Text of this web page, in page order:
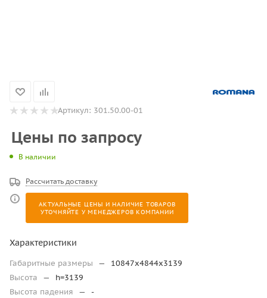
Артикул: 301.50.00-01
Цены по запросу
В наличии
Рассчитать доставку
АКТУАЛЬНЫЕ ЦЕНЫ И НАЛИЧИЕ ТОВАРОВ
УТОЧНЯЙТЕ У МЕНЕДЖЕРОВ КОМПАНИИ
Характеристики
Габаритные размеры —
10847х4844х3139
Высота
—
h=3139
Высота падения
—
-